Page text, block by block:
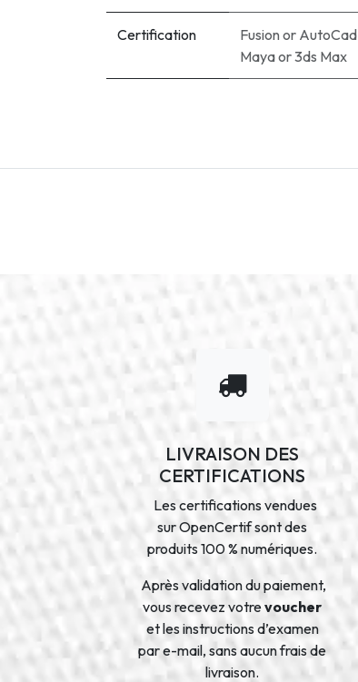
Certification Fusionor AutoCad
Mayaor3ds Max
LIVRAISON DES
CERTIFICATIONS
Les certifications vendues
sur OpenCertif sont des
produits 100 % numériques.
Après validation du paiement,
vous recevez votrevoucher
et les instructions d’examen
par e-mail, sans aucun frais de
livraison.